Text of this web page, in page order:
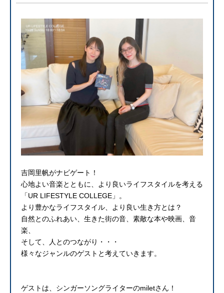
吉岡里帆がナビゲート！
心地よい音楽とともに、より良いライフスタイルを考える
「UR LIFESTYLE COLLEGE」。
より豊かなライフスタイル、より良い生き方とは？
自然とのふれあい、生きた街の音、素敵な本や映画、音
楽、
そして、人とのつながり・・・
様々なジャンルのゲストと考えていきます。
ゲストは、シンガーソングライターのmiletさん！